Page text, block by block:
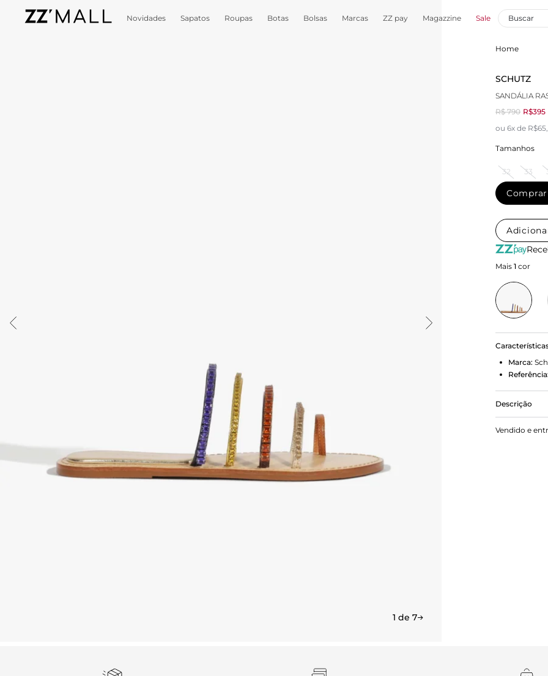
Novidades Sapatos Roupas Botas Bolsas Marcas ZZ pay Magazzine Sale
1 de 7
Home
SCHUTZ
SANDÁLIA
R$ 790 R$395
ou 6x de
Tamanhos
32 33
Comprar
Mais 1 cor
Marca:
Referência:
Descrição
Com um
escolha
Vendido e